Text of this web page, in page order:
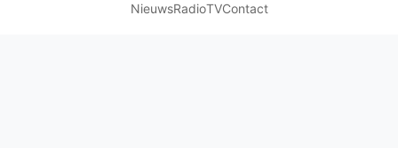
NieuwsRadioTVContact